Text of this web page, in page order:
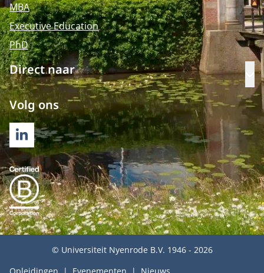
MBA
Executive Education
PhD
Direct naar
Volg ons
LINKEDIN
© Universiteit Nyenrode B.V. 1946 - 2026